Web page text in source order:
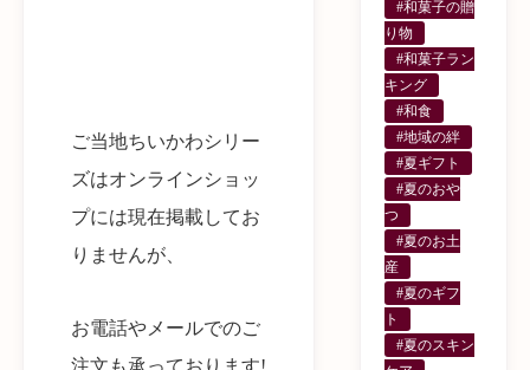
ご当地ちいかわシリー
ズはオンラインショッ
プには現在掲載してお
りませんが、
お電話やメールでのご
注文も承っております!
#和菓子の贈
り物
#和菓子ラン
キング
#和食
#地域の絆
#夏ギフト
#夏のおや
つ
#夏のお土
産
#夏のギフ
ト
#夏のスキン